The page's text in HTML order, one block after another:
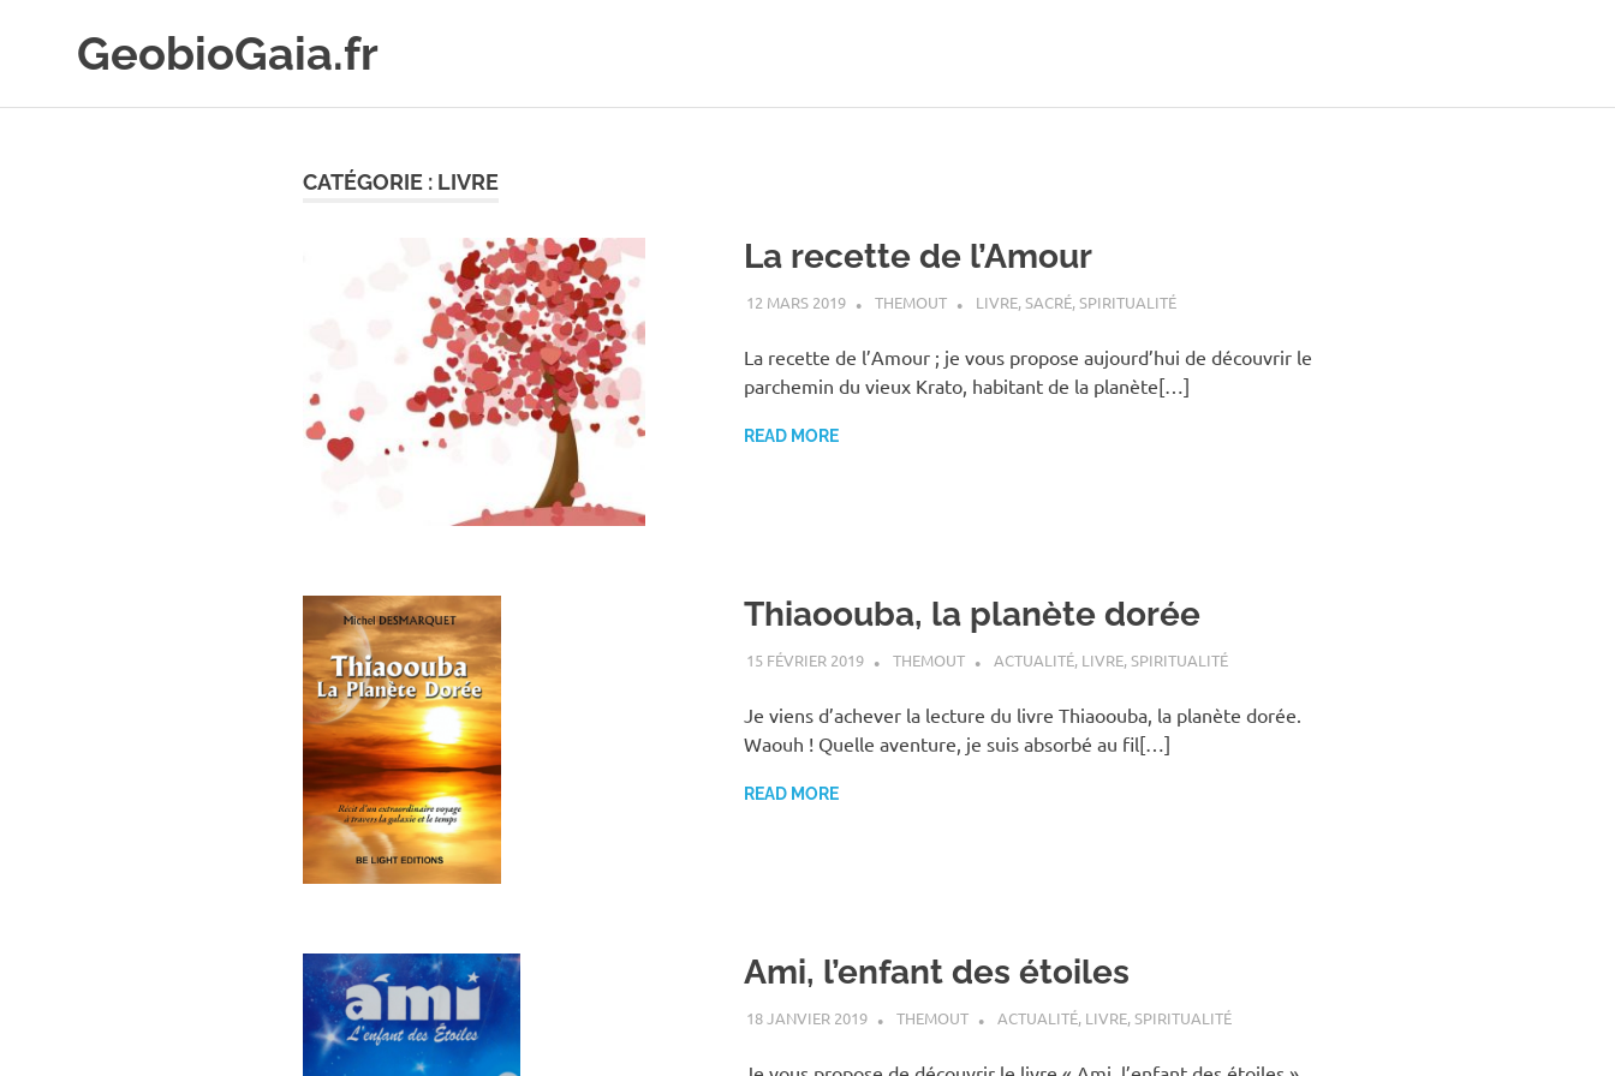
GeobioGaia.fr
CATÉGORIE : LIVRE
La recette de l’Amour
12 MARS 2019 THEMOUT LIVRE,SACRÉ,SPIRITUALITÉ
La recette de l’Amour ; je vous propose aujourd’hui de découvrir le
parchemin du vieux Krato, habitant de la planète[…]
READ MORE
Thiaoouba, la planète dorée
15 FÉVRIER 2019 THEMOUT ACTUALITÉ, LIVRE,SPIRITUALITÉ
Je viens d’achever la lecture du livre Thiaoouba, la planète dorée.
Waouh ! Quelle aventure, je suis absorbé au fil[…]
READ MORE
Ami, l’enfant des étoiles
18 JANVIER 2019 THEMOUT ACTUALITÉ, LIVRE,SPIRITUALITÉ